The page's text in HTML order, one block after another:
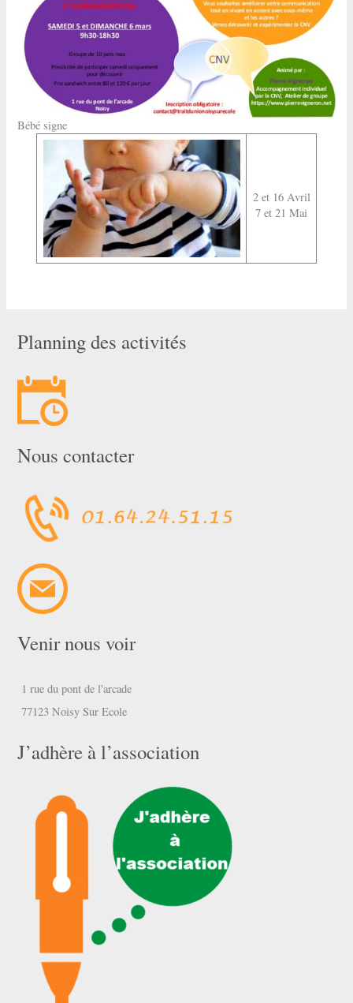
Bébé signe
2 et 16 Avril
7 et 21 Mai
Planning des activités
Nous contacter
Venir nous voir
1 rue du pont de l'arcade
77123 Noisy Sur Ecole
J’adhère à l’association